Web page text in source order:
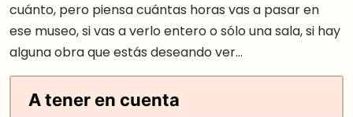
cuánto, pero piensa cuántas horas vas a pasar en
ese museo, si vas a verlo entero o sólo una sala, si hay
alguna obra que estás deseando ver…
A tener en cuenta